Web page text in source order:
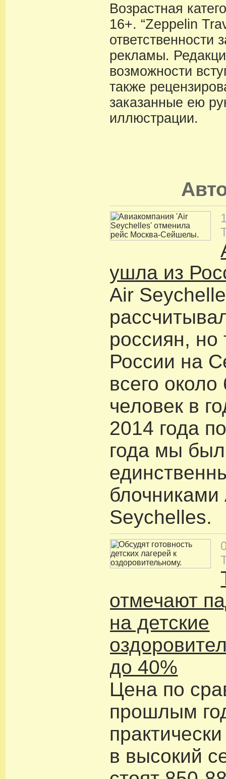
Возрастная
16+. “Zeppelin
ответственности
рекламы.
возможности
также
заказанные ею
иллюстрации.
ушла из
Air
россиян, но
России на
всего
человек в
2014 года
года мы
блочниками
Seychelles.
отмечают
на детские
до 40%
Цена по
прошлым
в высокий